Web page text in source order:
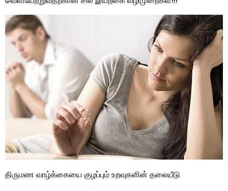
திருமண வாழ்க்கையை குழப்பும் உறவுகளின் தலையீடு